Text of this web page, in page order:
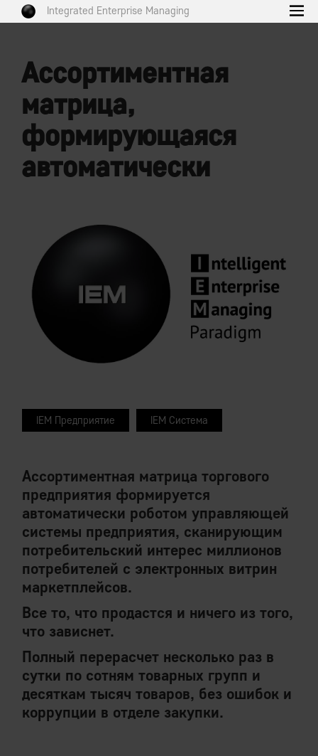
Integrated Enterprise Managing
Ассортиментная
матрица,
формирующаяся
автоматически
IEM Предприятие IEM Система
Ассортиментная матрица торгового
предприятия формируется
автоматически роботом управляющей
системы предприятия, сканирующим
потребительский интерес миллионов
потребителей с электронных витрин
маркетплейсов.
Все то, что продастся и ничего из того,
что зависнет.
Полный перерасчет несколько раз в
сутки по сотням товарных групп и
десяткам тысяч товаров, без ошибок и
коррупции в отделе закупки.